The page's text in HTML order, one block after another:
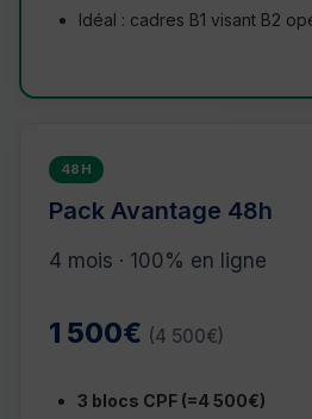
Idéal : cadres B1 visant B2
48H
Pack Avantage 48h
4 mois · 100% en ligne
1 500€ (4 500€)
3 blocs CPF (=4 500€)